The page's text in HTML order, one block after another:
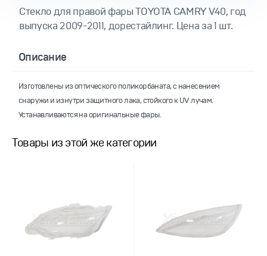
Стекло для правой фары TOYOTA CAMRY V40, год
выпуска 2009-2011, дорестайлинг. Цена за 1 шт.
Описание
Изготовлены из оптического поликорбаната, с нанесением
снаружи и изнутри защитного лака, стойкого к UV лучам.
Устанавливаются на оригинальные фары.
Товары из этой же категории